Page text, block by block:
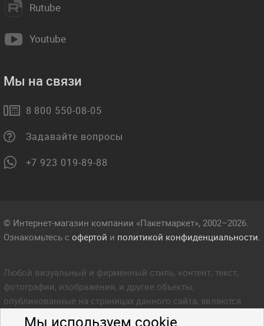
Мы используем cookie
Rutube
Youtube
Мы на связи
8 800 550-08-05
Задавайте вопросы
+7 923 019-89-88
© Интернет-магазин компании «Пакетмаркет», 2002–2026.
Ознакомьтесь с офертой и политикой конфиденциальности.
Любой визуальный и фирменный стиль, контент, текст,
фотографии, изображения, и другие объекты,
опубликованные на страницах данного сайта, являются
объектом прав интеллектуальной собственности компании